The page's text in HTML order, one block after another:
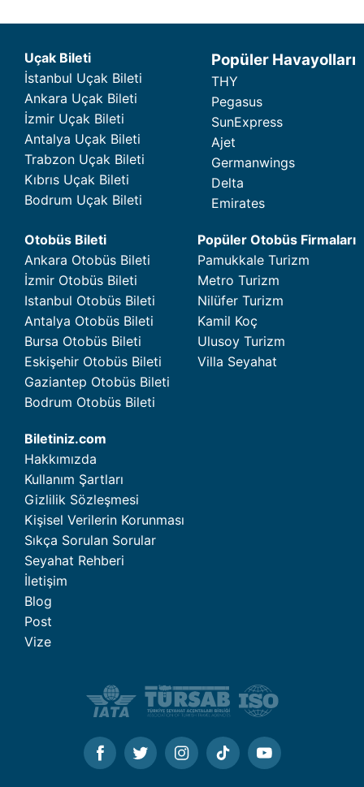
Uçak Bileti
İstanbul Uçak Bileti
Ankara Uçak Bileti
İzmir Uçak Bileti
Antalya Uçak Bileti
Trabzon Uçak Bileti
Kıbrıs Uçak Bileti
Bodrum Uçak Bileti
Popüler Havayolları
THY
Pegasus
SunExpress
Ajet
Germanwings
Delta
Emirates
Otobüs Bileti
Ankara Otobüs Bileti
İzmir Otobüs Bileti
Istanbul Otobüs Bileti
Antalya Otobüs Bileti
Bursa Otobüs Bileti
Eskişehir Otobüs Bileti
Gaziantep Otobüs Bileti
Bodrum Otobüs Bileti
Popüler Otobüs Firmaları
Pamukkale Turizm
Metro Turizm
Nilüfer Turizm
Kamil Koç
Ulusoy Turizm
Villa Seyahat
Biletiniz.com
Hakkımızda
Kullanım Şartları
Gizlilik Sözleşmesi
Kişisel Verilerin Korunması
Sıkça Sorulan Sorular
Seyahat Rehberi
İletişim
Blog
Post
Vize